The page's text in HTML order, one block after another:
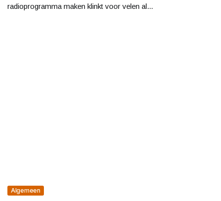
radioprogramma maken klinkt voor velen al...
Algemeen